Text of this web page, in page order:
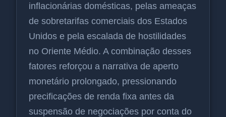
inflacionárias domésticas, pelas ameaças
de sobretarifas comerciais dos Estados
Unidos e pela escalada de hostilidades
no Oriente Médio. A combinação desses
fatores reforçou a narrativa de aperto
monetário prolongado, pressionando
precificações de renda fixa antes da
suspensão de negociações por conta do